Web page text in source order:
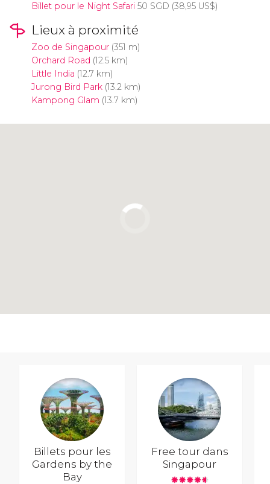
Billet pour le Night Safari50 SGD (38,95 US$)
Lieux à proximité
Zoo de Singapour(351 m)
Orchard Road (12.5 km)
Little India (12.7 km)
Jurong Bird Park(13.2 km)
Kampong Glam (13.7 km)
Billets pour les
Gardens by the
Bay
Free tour dans
Singapour